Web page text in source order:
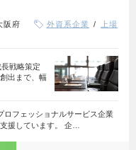
阪府 外資系企業
上場
戦略策定
出まで、幅
ロフェッショナルサービス企業
援しています。 企…